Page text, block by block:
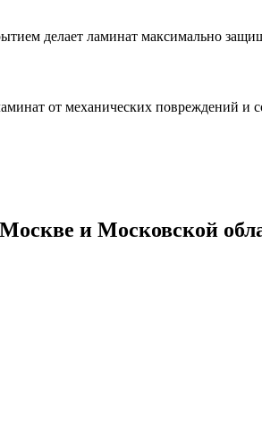
делает ламинат максимально
от механических повреждений и
и Московской